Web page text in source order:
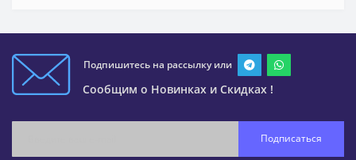
Подпишитесь на рассылку или
Сообщим о Новинках и Скидках !
Подписаться